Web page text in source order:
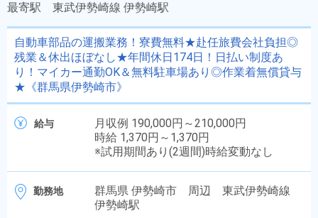
最寄駅 東武伊勢崎線 伊勢崎駅
自動車部品の運搬業務！寮費無料★赴任旅費会社負担◎
残業＆休出ほぼなし★年間休日174日！日払い制度あ
り！マイカー通勤OK＆無料駐車場あり◎作業着無償貸与
★《群馬県伊勢崎市》
給与
月収例 190,000円～210,000円
時給 1,370円～1,370円
※試用期間あり(2週間)時給変動なし
勤務地
群馬県 伊勢崎市 周辺 東武伊勢崎線
伊勢崎駅